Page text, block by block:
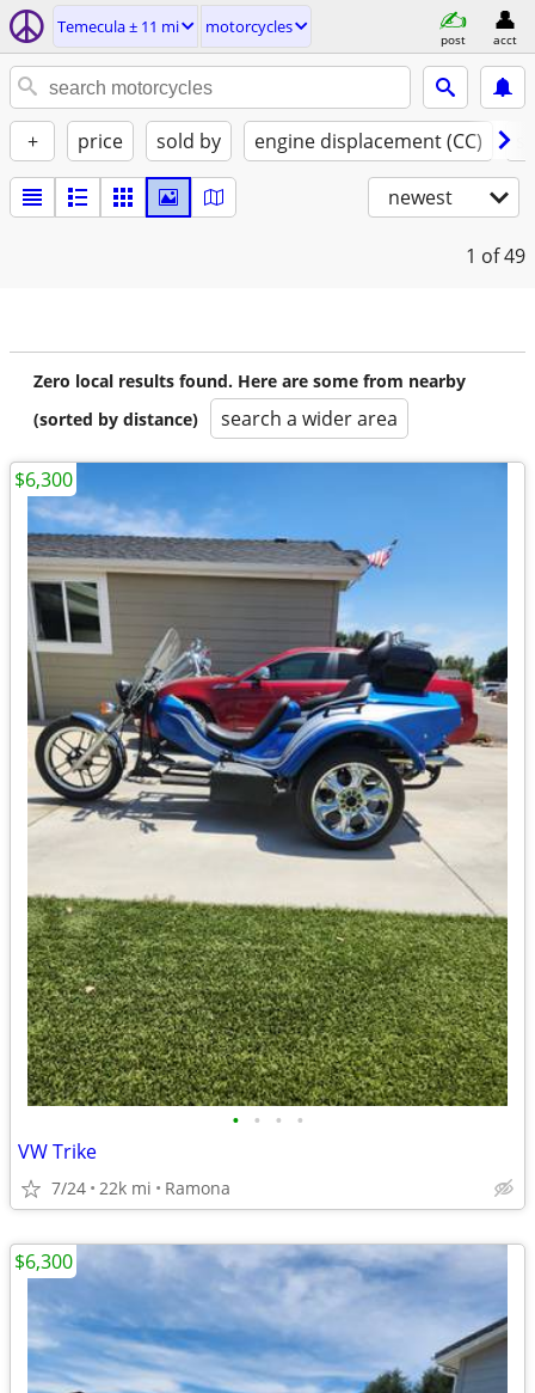
Temecula ± 11 mi motorcycles
post acct
+ price sold by engine displacement (CC)
newest
1 of 49
Zero local results found. Here are some from nearby
(sorted by distance)
search a wider area
• • • •
VW Trike
7/24 22k mi Ramona
$6,300
$6,300